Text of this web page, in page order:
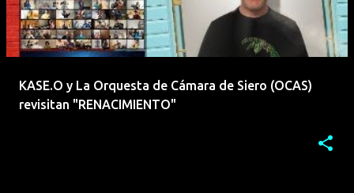
KASE.O y La Orquesta de Cámara de Siero (OCAS)
revisitan "RENACIMIENTO"